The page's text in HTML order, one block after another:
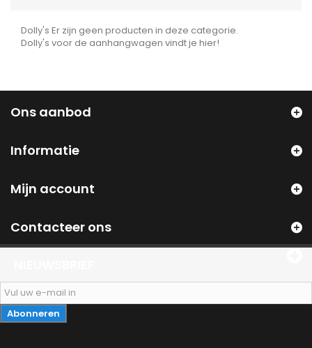
Dolly's Er zijn geen producten in deze categorie.
Dolly's voor de aanhangwagen vindt je hier!
Ons aanbod
Informatie
Mijn account
Contacteer ons
Abonneren